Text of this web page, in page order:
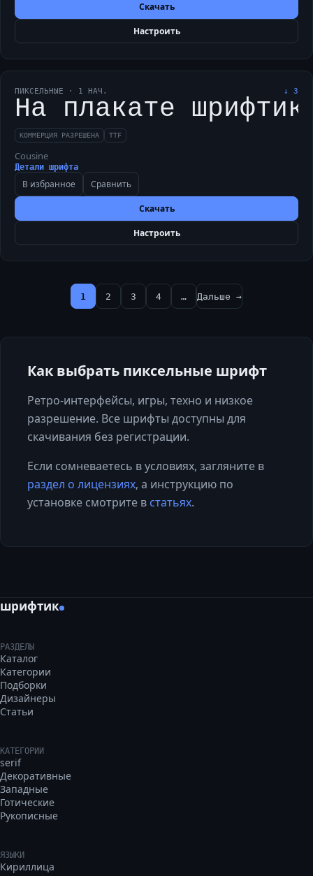
Скачать
Настроить
ПИКСЕЛЬНЫЕ · 1 НАЧ. ↓ 3
На плакате
КОММЕРЦИЯ РАЗРЕШЕНА TTF
Cousine
Детали шрифта
В избранное Сравнить
Скачать
Настроить
1 2 3 4 … Дальше →
Как выбрать пиксельные шрифт
Ретро-интерфейсы, игры, техно и низкое
разрешение. Все шрифты доступны для
скачивания без регистрации.
Если сомневаетесь в условиях, загляните в
раздел о лицензиях, а инструкцию по
установке смотрите в статьях.
шрифтик
РАЗДЕЛЫ
Каталог
Категории
Подборки
Дизайнеры
Статьи
КАТЕГОРИИ
serif
Декоративные
Западные
Готические
Рукописные
ЯЗЫКИ
Кириллица